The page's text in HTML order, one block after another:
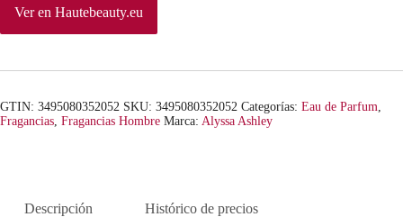
Ver en Hautebeauty.eu
GTIN: 3495080352052 SKU: 3495080352052 Categorías: Eau de Parfum
Fragancias Fragancias Hombre Marca: Alyssa Ashley
Descripción Histórico de precios